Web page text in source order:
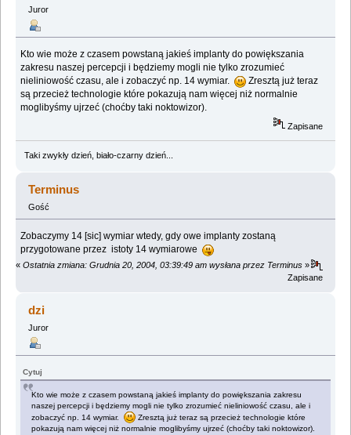
Juror
Kto wie może z czasem powstaną jakieś implanty do powiększania
zakresu naszej percepcji i będziemy mogli nie tylko zrozumieć
nieliniowość czasu, ale i zobaczyć np. 14 wymiar.
Zresztą już teraz
są przecież technologie które pokazują nam więcej niż normalnie
moglibyśmy ujrzeć (choćby taki noktowizor).
Zapisane
Taki zwykły dzień, biało-czarny dzień...
Terminus
Gość
Zobaczymy 14 [sic] wymiar wtedy, gdy owe implanty zostaną
przygotowane przez istoty 14 wymiarowe
« Ostatnia zmiana: Grudnia 20, 2004, 03:39:49 am wysłana przez Terminus »
Zapisane
dzi
Juror
Cytuj
Kto wie może z czasem powstaną jakieś implanty do powiększania zakresu
naszej percepcji i będziemy mogli nie tylko zrozumieć nieliniowość czasu, ale i
zobaczyć np. 14 wymiar.
Zresztą już teraz są przecież technologie które
pokazują nam więcej niż normalnie moglibyśmy ujrzeć (choćby taki noktowizor).